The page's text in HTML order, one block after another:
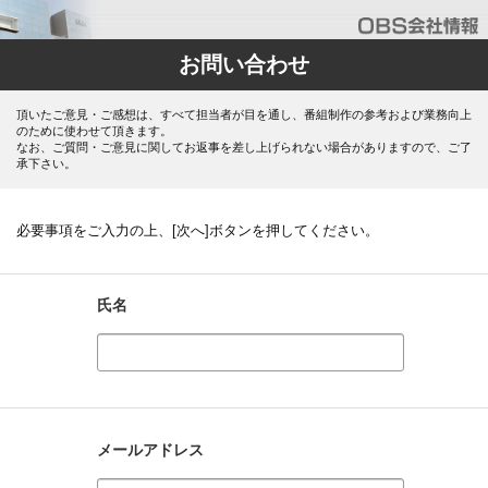
お問い合わせ
頂いたご意見・ご感想は、すべて担当者が目を通し、番組制作の参考および業務向上
のために使わせて頂きます。
なお、ご質問・ご意見に関してお返事を差し上げられない場合がありますので、ご了
承下さい。
必要事項をご入力の上、[次へ]ボタンを押してください。
氏名
メールアドレス